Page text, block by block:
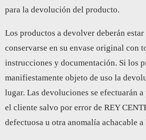
para la devolución del producto.
Los productos a devolver deberán
conservarse en su envase original con
instrucciones y documentación. Si los
manifiestamente objeto de uso la
lugar. Las devoluciones se efectuarán
el cliente salvo por error de REY
defectuosa u otra anomalía achacable a